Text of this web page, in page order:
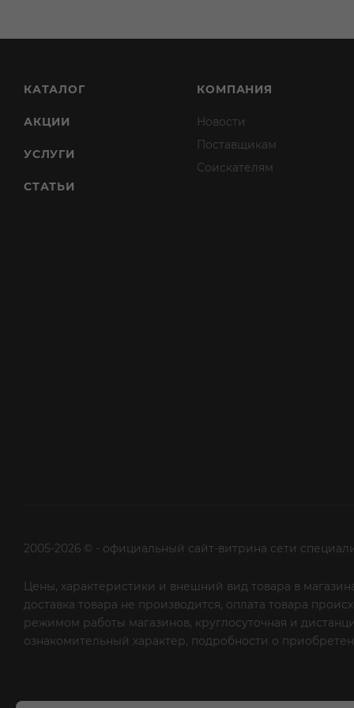
КАТАЛОГ
АКЦИИ
УСЛУГИ
СТАТЬИ
КОМПАНИЯ
Новости
Поставщикам
Соискателям
2005-2026 © - официальный сайт-витрина сети
Цены, характеристики и внешний вид товара в
доставка товара не производится, оплата товара
режимом работы магазинов, круглосуточная и
ознакомительный характер, подробности о